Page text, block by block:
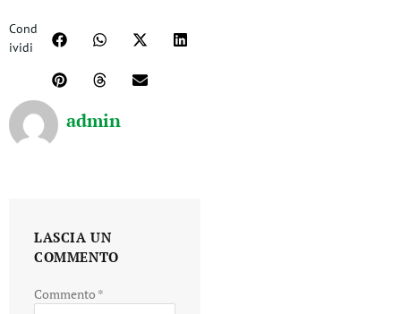
Cond
ividi
admin
LASCIA UN
COMMENTO
Commento *